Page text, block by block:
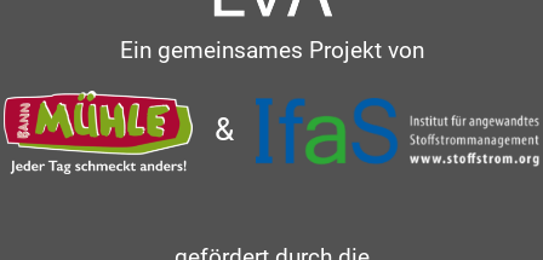
Ein gemeinsames Projekt von
&